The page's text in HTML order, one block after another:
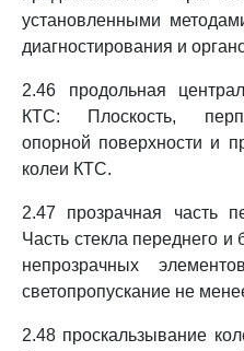
установленными
диагностирования и
2.46 продольная
КТС: Плоскость,
опорной поверхности и
колеи КТС.
2.47 прозрачная часть
Часть стекла переднего
непрозрачных
светопропускание не
2.48 проскальзывание